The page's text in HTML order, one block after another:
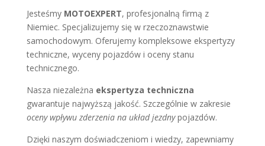
Jesteśmy MOTOEXPERT, profesjonalną firmą z
Niemiec. Specjalizujemy się w rzeczoznawstwie
samochodowym. Oferujemy kompleksowe ekspertyzy
techniczne, wyceny pojazdów i oceny stanu
technicznego.
Nasza niezależna ekspertyza techniczna
gwarantuje najwyższą jakość. Szczególnie w zakresie
oceny wpływu zderzenia na układ jezdnypojazdów.
Dzięki naszym doświadczeniom i wiedzy, zapewniamy